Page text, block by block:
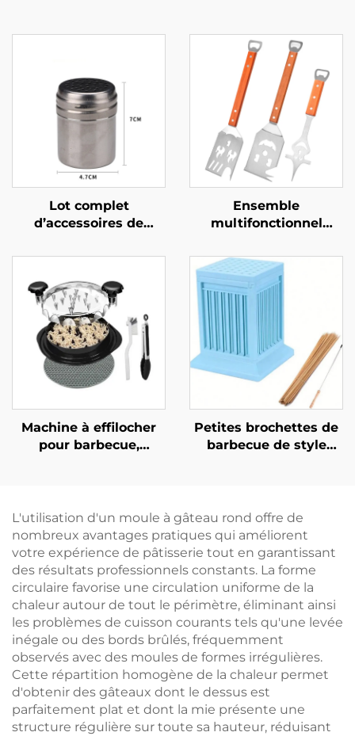
Lot complet
d’accessoires de
charbon,
vendu en gros,
comprenant des
ustensiles de
barbecue durables et
réutilisables,
notamment des
barbecue
Ensemble
multifonctionnel
barbecue en acier
inoxydable, ensemble
combiné comprenant
une fourchette et une
spatule avec manche
en bois, destiné à une
utilisation en extérieur
Machine à effilocher
pour barbecue,
domestique et en
cuisine, idéal pour
effilocher du porc, du
bœuf ou du poulet ;
durable et
respectueux de
l'environnement
Petites brochettes de
barbecue de style
ABS durable et
écologique
L'utilisation d'un moule à gâteau rond offre de
nombreux avantages pratiques qui améliorent
votre expérience de pâtisserie tout en garantissant
des résultats professionnels constants. La forme
circulaire favorise une circulation uniforme de la
chaleur autour de tout le périmètre, éliminant ainsi
les problèmes de cuisson courants tels qu'une levée
inégale ou des bords brûlés, fréquemment
observés avec des moules de formes irrégulières.
Cette répartition homogène de la chaleur permet
d'obtenir des gâteaux dont le dessus est
parfaitement plat et dont la mie présente une
structure régulière sur toute sa hauteur, réduisant